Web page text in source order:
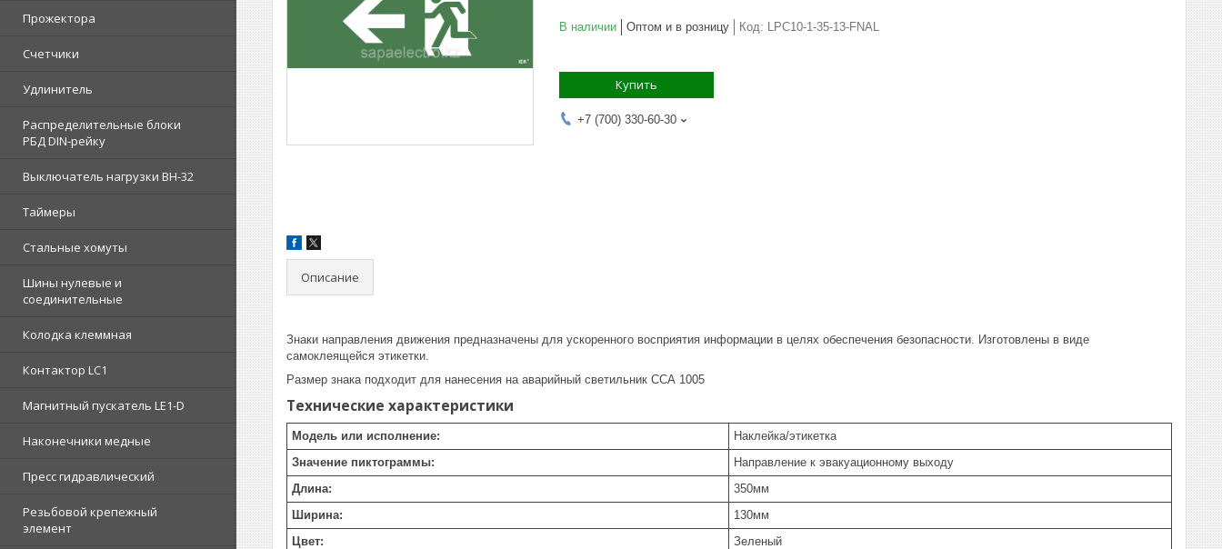
Прожектора
Счетчики
Удлинитель
Распределительные блоки
РБД DIN-рейку
Выключатель нагрузки ВН-32
Таймеры
Стальные хомуты
Шины нулевые и
соединительные
Колодка клеммная
Контактор LC1
Магнитный пускатель LE1-D
Наконечники медные
Пресс гидравлический
Резьбовой крепежный
элемент
В наличии Оптом и в розницу Код: LPC10-1-35-13-FNAL
Купить
+7 (700) 330-60-30
Описание
Знаки направления движения предназначены для ускоренного восприятия информации в целях обеспечения безопасности. Изготовлены в виде
самоклеящейся этикетки.
Размер знака подходит для нанесения на аварийный светильник ССА 1005
Технические характеристики
Модель или исполнение:
Наклейка/этикетка
Значение пиктограммы:
Направление к эвакуационному выходу
Длина:
350мм
Ширина:
130мм
Цвет:
Зеленый